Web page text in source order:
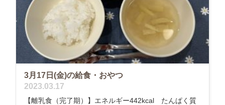
3月17日(金)の給食・おやつ
2023.03.17
【離乳食（完了期）】エネルギー442kcal たんぱく質